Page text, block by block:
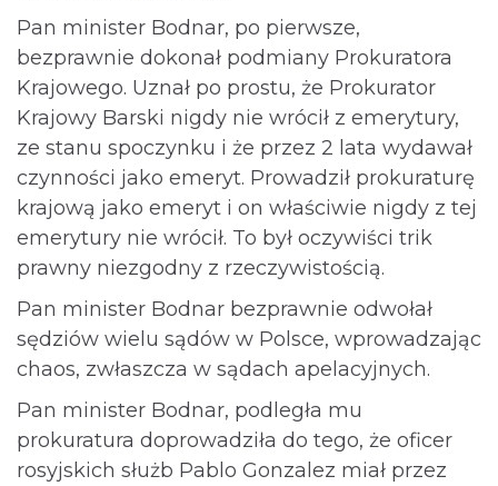
Pan minister Bodnar, po pierwsze,
bezprawnie dokonał podmiany Prokuratora
Krajowego. Uznał po prostu, że Prokurator
Krajowy Barski nigdy nie wrócił z emerytury,
ze stanu spoczynku i że przez 2 lata wydawał
czynności jako emeryt. Prowadził prokuraturę
krajową jako emeryt i on właściwie nigdy z tej
emerytury nie wrócił. To był oczywiści trik
prawny niezgodny z rzeczywistością.
Pan minister Bodnar bezprawnie odwołał
sędziów wielu sądów w Polsce, wprowadzając
chaos, zwłaszcza w sądach apelacyjnych.
Pan minister Bodnar, podległa mu
prokuratura doprowadziła do tego, że oficer
rosyjskich służb Pablo Gonzalez miał przez